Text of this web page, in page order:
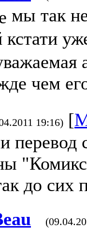
мы так
кстати
чем
19:16) [
перевод
до сих